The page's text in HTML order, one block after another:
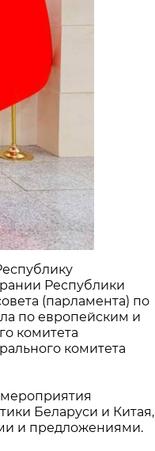
Республики
(парламента) по
по европейским и
комитета
комитета
Беларуси и Китая,
и предложениями.